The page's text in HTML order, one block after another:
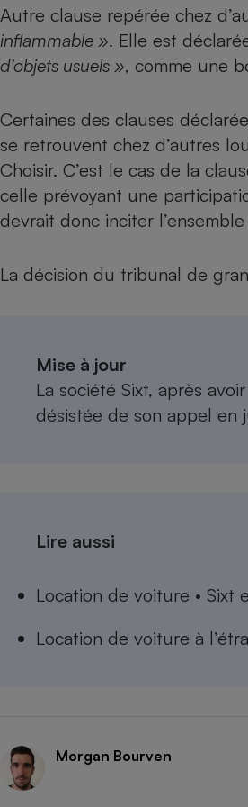
Autre clause repérée chez
inflammable ». Elle est
d’objets usuels », comme une
Certaines des clauses
se retrouvent chez d’autres
Choisir. C’est le cas de la
celle prévoyant une
devrait donc inciter
La décision du tribunal de
Mise à jour
La société Sixt, après
désistée de son appel en
Lire aussi
Location de voiture • Sixt
Location de voiture à
Morgan Bourven